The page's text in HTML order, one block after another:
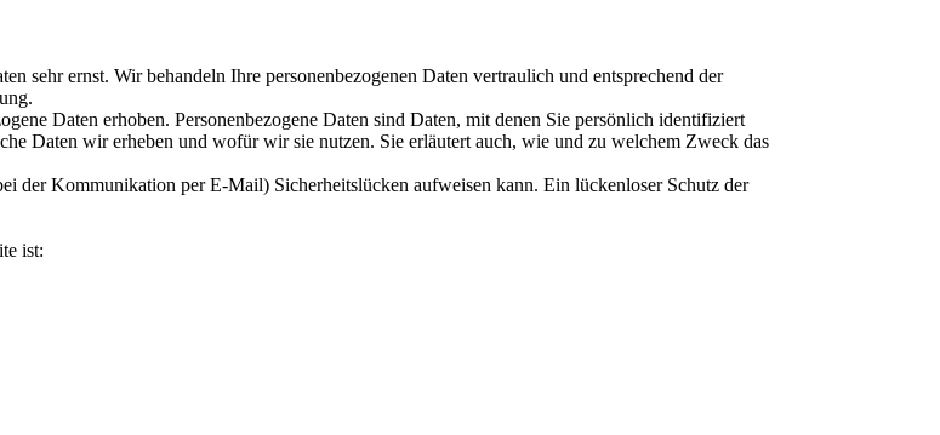
sehr ernst. Wir behandeln Ihre personenbezogenen Daten vertraulich und entsprechend der
Daten erhoben. Personenbezogene Daten sind Daten, mit denen Sie persönlich identifiziert
Daten wir erheben und wofür wir sie nutzen. Sie erläutert auch, wie und zu welchem Zweck das
der Kommunikation per E-Mail) Sicherheitslücken aufweisen kann. Ein lückenloser Schutz der
ist: